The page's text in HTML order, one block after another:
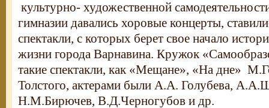
культурно- художественной
гимназии давались хоровые концерты,
спектакли, с которых берет свое начало
жизни города Варнавина. Кружок
такие спектакли, как «Мещане», «На дне»
Толстого, актерами были А.А. Голубева,
Н.М.Бирючев, В.Д.Черногубов и др.